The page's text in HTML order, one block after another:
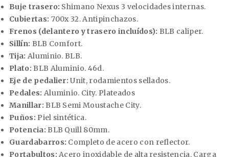
Buje trasero: Shimano Nexus 3 velocidades internas.
Cubiertas: 700x 32. Antipinchazos.
Frenos (delantero y trasero incluídos): BLB caliper.
Sillín: BLB Comfort.
Tija: Aluminio. BLB.
Plato: BLB Aluminio. 46d.
Eje de pedalier: Unit, rodamientos sellados.
Pedales: Aluminio. City. Plateados
Manillar: BLB Semi Moustache City.
Puños: Piel sintética.
Potencia: BLB Quill 80mm.
Guardabarros: Completo de acero con reflector.
Portabultos: Acero inoxidable de alta resistencia. Carga